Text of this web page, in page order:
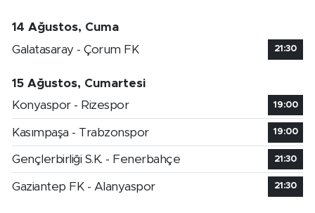
14 Ağustos, Cuma
Galatasaray - Çorum FK
21:30
15 Ağustos, Cumartesi
Konyaspor - Rizespor
19:00
Kasımpaşa - Trabzonspor 19:00
Gençlerbirliği S.K. - Fenerbahçe 21:30
Gaziantep FK - Alanyaspor 21:30